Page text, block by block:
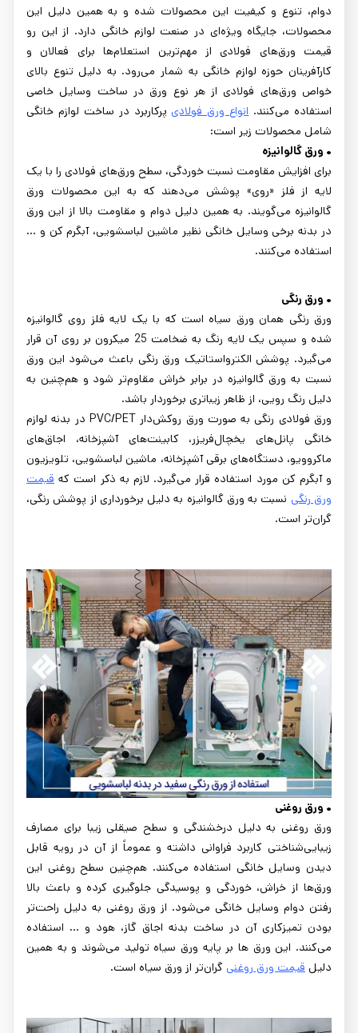
دوام، تنوع و کیفیت این محصولات شده و به همین دلیل این
محصولات، جایگاه ویژه‌ای در صنعت لوازم خانگی دارد. از این رو
قیمت ورق‌های فولادی از مهم‌ترین استعلام‌ها برای فعالان و
کارآفرینان حوزه لوازم خانگی به شمار می‌رود. به دلیل تنوع بالای
خواص ورق‌های فولادی از هر نوع ورق در ساخت وسایل خاصی
استفاده می‌کنند.انواع ورق‌ فولادی پرکاربرد در ساخت لوازم خانگی
شامل محصولات زیر است:
• ورق گالوانیزه
برای افزایش مقاومت نسبت خوردگی، سطح ورق‌های فولادی را با یک
لایه از فلز «روی» پوشش می‌دهند که به این محصولات ورق
گالوانیزه می‌گویند. به همین دلیل دوام و مقاومت بالا از این ورق
در بدنه برخی وسایل خانگی نظیر ماشین لباسشویی، آبگرم کن و ...
استفاده می‌کنند.
• ورق رنگی
ورق رنگی همان ورق سیاه است که با یک لایه فلز روی گالوانیزه
شده و سپس یک لایه رنگ به ضخامت 25 میکرون بر روی آن قرار
می‌گیرد. پوشش الکترواستاتیک ورق رنگی باعث می‌شود این ورق
نسبت به ورق گالوانیزه در برابر خراش مقاوم‌تر شود و هم‌چنین به
دلیل رنگ رویی، از ظاهر زیباتری برخوردار باشد.
ورق فولادی رنگی به صورت ورق روکش‌دار PVC/PET در بدنه لوازم
خانگی پانل‌های یخچال‌فریزر، کابینت‌های آشپزخانه، اجاق‌های
ماکروویو، دستگاه‌های برقی آشپزخانه، ماشین لباسشویی، تلویزیون
و آبگرم کن مورد استفاده قرار می‌گیرد. لازم به ذکر است که قیمت
ورق رنگی نسبت به ورق گالوانیزه به دلیل برخورداری از پوشش رنگی،
گران‌تر است.
• ورق روغنی
ورق روغنی به دلیل درخشندگی و سطح صیقلی زیبا برای مصارف
زیبایی‌شناختی کاربرد فراوانی داشته و عموماً از آن در رویه قابل
دیدن وسایل خانگی استفاده می‌کنند. هم‌چنین سطح روغنی این
ورق‌ها از خراش، خوردگی و پوسیدگی جلوگیری کرده و باعث بالا
رفتن دوام وسایل خانگی می‌شود. از ورق روغنی به دلیل راحت‌تر
بودن تمیزکاری آن در ساخت بدنه اجاق گاز، هود و ... استفاده
می‌کنند. این ورق ها بر پایه ورق سیاه تولید می‌شوند و به همین
دلیل قیمت ورق روغنی گران‌تر از ورق سیاه است.